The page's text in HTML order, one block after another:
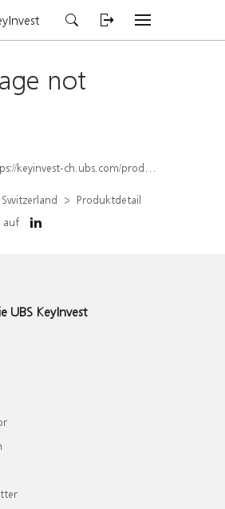
not
ch.ubs.com/produkt/detail/index/isin/CH1564520570
Switzerland
Produktdetail
auf
UBS KeyInvest